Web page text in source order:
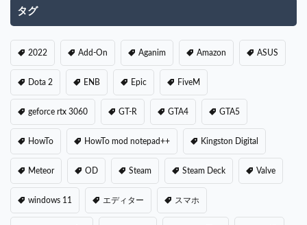
タグ
2022 Add-On Aganim Amazon ASUS
Dota 2 ENB Epic FiveM
geforce rtx 3060 GT-R GTA4 GTA5
HowTo HowTo mod notepad++ Kingston Digital
Meteor OD Steam Steam Deck Valve
windows 11 エディター スマホ